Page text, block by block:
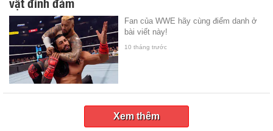
Fan của WWE hãy cùng điểm danh ở
bài viết này!
10 tháng trước
Xem thêm